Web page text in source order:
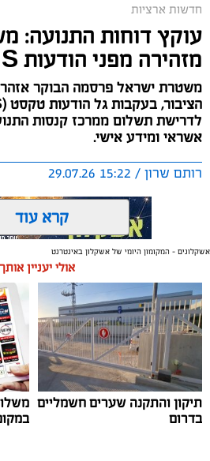
חדשות ארציות
עוקץ דוחות התנועה:
מזהירה מפני הודעות SMS מזויפות
משטרת ישראל פרסמה הבוקר
לדרישת תשלום ממרכז קנסות
אשראי ומידע אישי.
רותם שרון / 15:22 29.07.26
תגים:משטרת ישראל
קרא עוד
אשקלונים - המקומון היומי של אשקלון באינטרנט
אולי יעניין
תיקון והתקנה שערים חשמליים
בדרום